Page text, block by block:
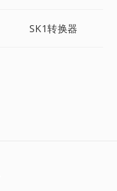
SK1转换器